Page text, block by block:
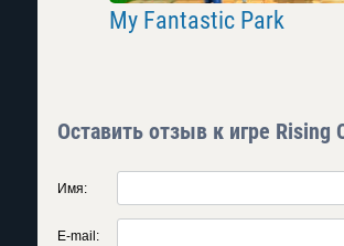
My Fantastic Park
Оставить отзыв к игре Rising
Имя:
E-mail: